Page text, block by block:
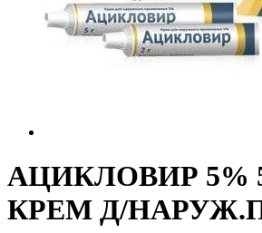
АЦИКЛОВИР 5%
КРЕМ Д/